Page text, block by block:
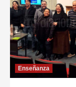
Enseñanza